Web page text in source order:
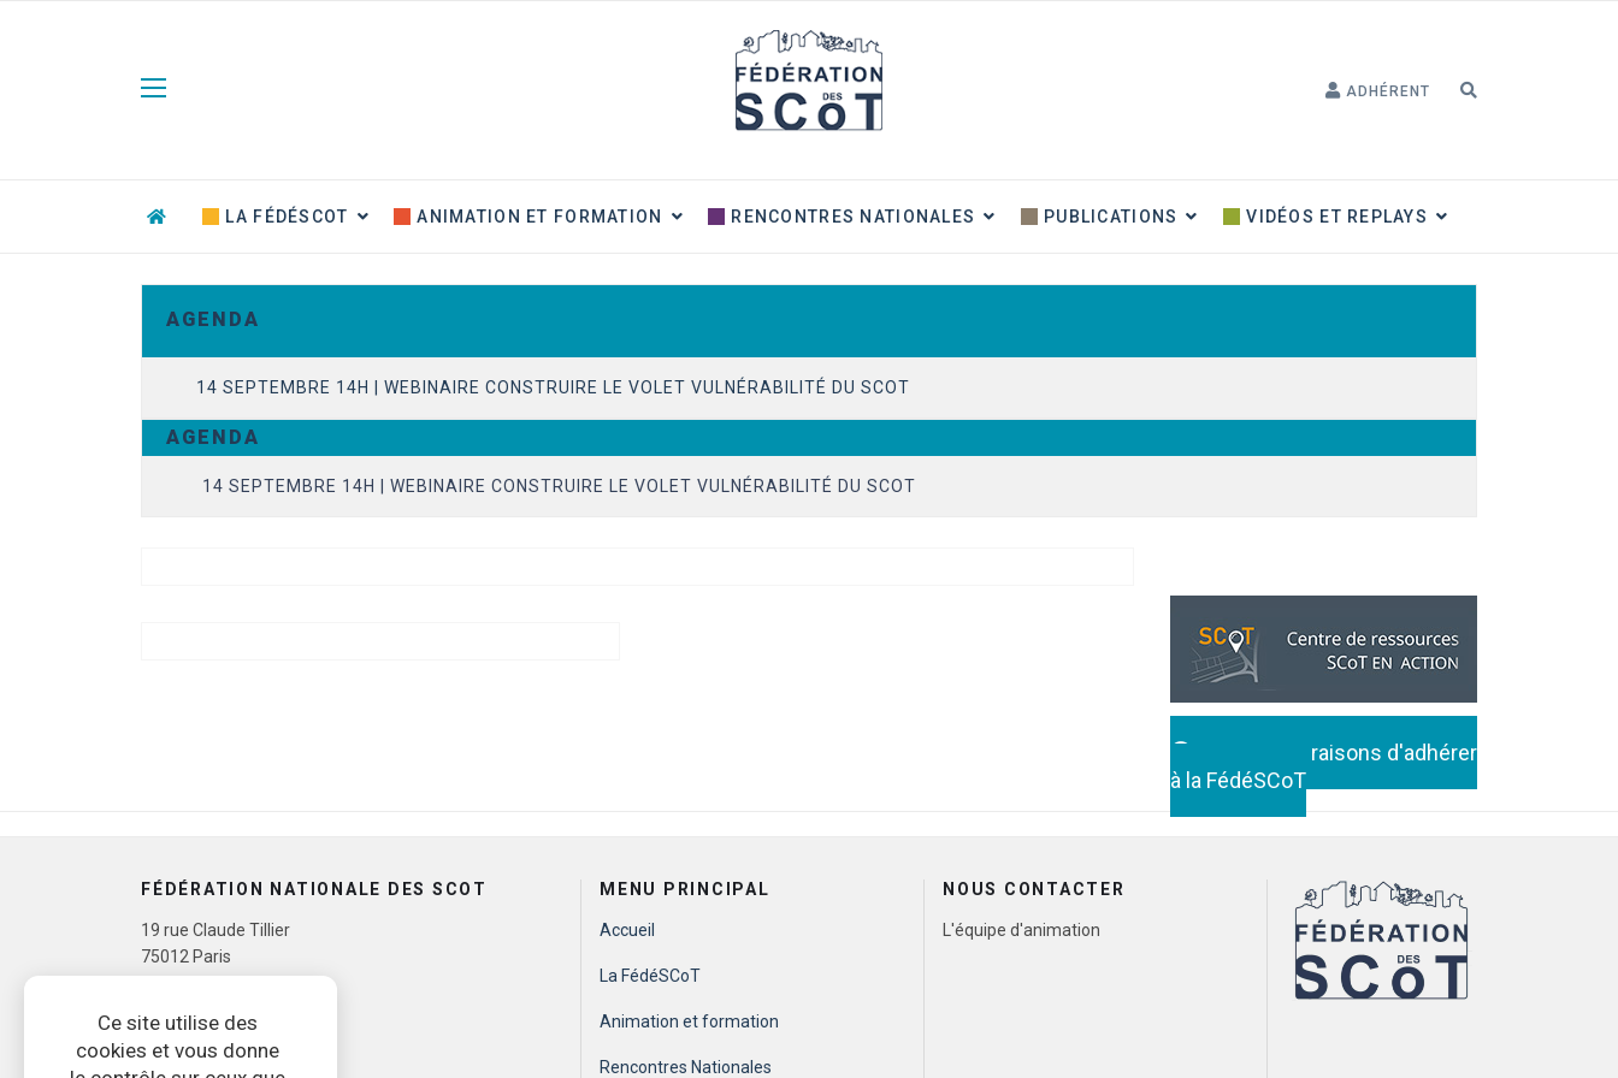
ADHÉRENT
LA FÉDÉSCOT ANIMATION ET FORMATION RENCONTRES NATIONALES PUBLICATIONS VIDÉOS ET REPLAYS
A G E N D A
14 SEPTEMBRE 14H | WEBINAIRE CONSTRUIRE LE VOLET VULNÉRABILITÉ DU SCOT
23 JUIN 14H | EVOLUTION DU CONTENTIEUX ET IMPACT SUR LA PRATIQUE
A G E N D A
14 SEPTEMBRE 14H | WEBINAIRE CONSTRUIRE LE VOLET VULNÉRABILITÉ DU SCOT
Toutes les raisons d'adhérer
à la FédéSCoT
FÉDÉRATION NATIONALE DES SCOT
19 rue Claude Tillier
75012 Paris
MENU PRINCIPAL
Accueil
La FédéSCoT
Animation et formation
Rencontres Nationales
NOUS CONTACTER
L'équipe d'animation
Ce site utilise des
cookies et vous donne